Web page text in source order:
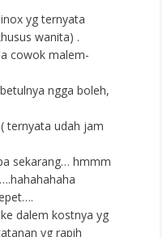
yg ternyata
wanita) .
cowok malem-
ngga boleh,
ternyata udah jam
sekarang… hmmm
dalem kostnya yg
yg rapih